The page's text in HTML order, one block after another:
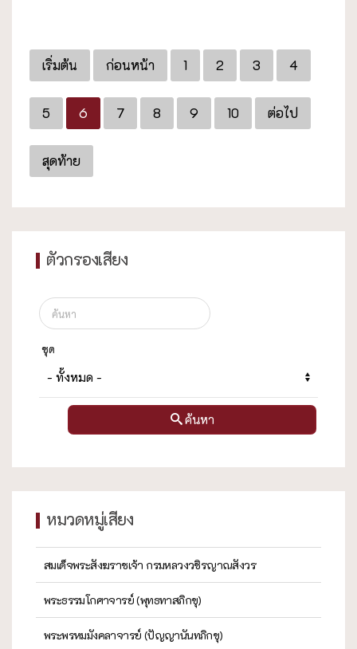
เริ่มต้น ก่อนหน้า 1 2 3 4
5 6 7 8 9 10 ต่อไป
สุดท้าย
ตัวกรองเสียง
ชุด
ค้นหา
หมวดหมู่เสียง
สมเด็จพระสังฆราชเจ้า กรมหลวงวชิรญาณสังวร
พระธรรมโกศาจารย์ (พุทธทาสภิกขุ)
พระพรหมมังคลาจารย์ (ปัญญานันทภิกขุ)